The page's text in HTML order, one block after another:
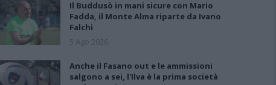
Il Buddusò in mani sicure con Mario
Fadda, il Monte Alma riparte da Ivano
Falchi
5 Ago 2026
Anche il Fasano out e le ammissioni
salgono a sei, l'Ilva è la prima società